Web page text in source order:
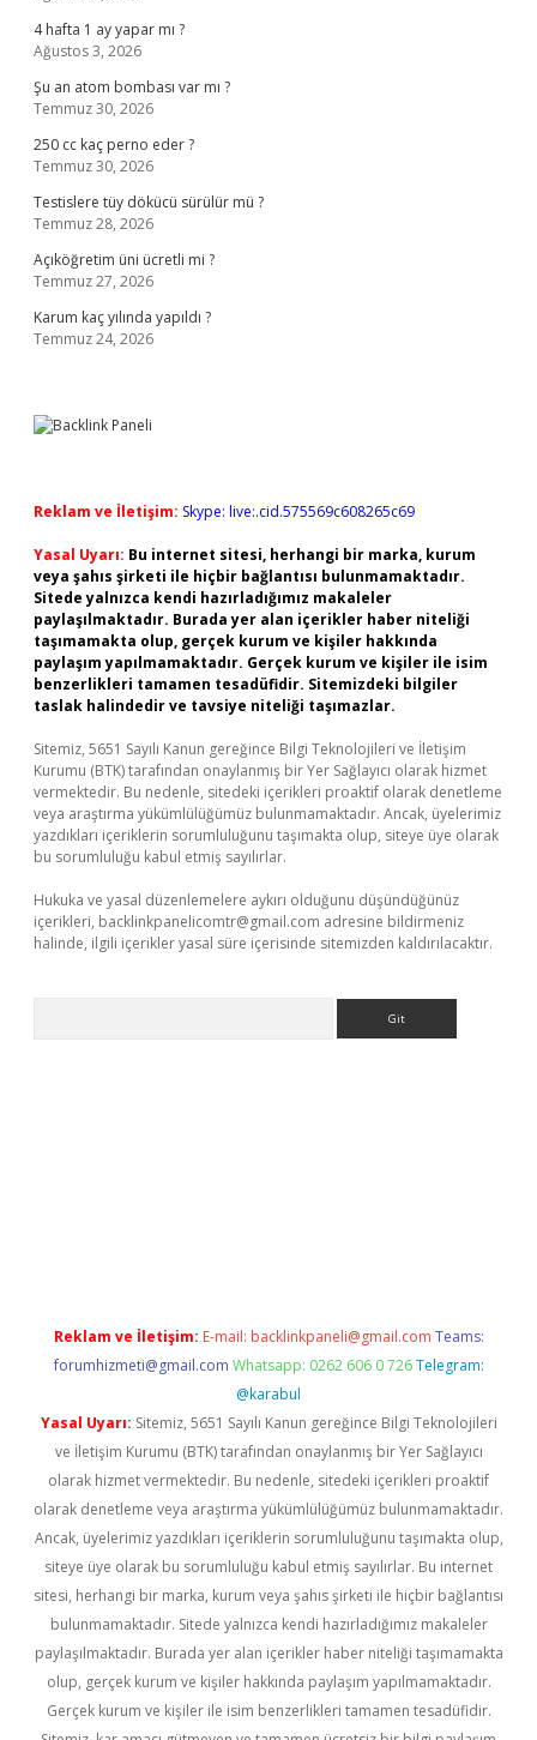
4 hafta 1 ay yapar mı ?
Ağustos 3, 2026
Şu an atom bombası var mı ?
Temmuz 30, 2026
250 cc kaç perno eder ?
Temmuz 30, 2026
Testislere tüy dökücü sürülür mü ?
Temmuz 28, 2026
Açıköğretim üni ücretli mi ?
Temmuz 27, 2026
Karum kaç yılında yapıldı ?
Temmuz 24, 2026
Reklam ve İletişim: Skype: live:.cid.575569c608265c69
Yasal Uyarı: Bu internet sitesi, herhangi bir marka, kurum
veya şahıs şirketi ile hiçbir bağlantısı bulunmamaktadır.
Sitede yalnızca kendi hazırladığımız makaleler
paylaşılmaktadır. Burada yer alan içerikler haber niteliği
taşımamakta olup, gerçek kurum ve kişiler hakkında
paylaşım yapılmamaktadır. Gerçek kurum ve kişiler ile isim
benzerlikleri tamamen tesadüfidir. Sitemizdeki bilgiler
taslak halindedir ve tavsiye niteliği taşımazlar.
Sitemiz, 5651 Sayılı Kanun gereğince Bilgi Teknolojileri ve İletişim
Kurumu (BTK) tarafından onaylanmış bir Yer Sağlayıcı olarak hizmet
vermektedir. Bu nedenle, sitedeki içerikleri proaktif olarak denetleme
veya araştırma yükümlülüğümüz bulunmamaktadır. Ancak, üyelerimiz
yazdıkları içeriklerin sorumluluğunu taşımakta olup, siteye üye olarak
bu sorumluluğu kabul etmiş sayılırlar.
Hukuka ve yasal düzenlemelere aykırı olduğunu düşündüğünüz
içerikleri, backlinkpanelicomtr@gmail.com adresine bildirmeniz
halinde, ilgili içerikler yasal süre içerisinde sitemizden kaldırılacaktır.
Reklam ve İletişim: E-mail: backlinkpaneli@gmail.com Teams:
forumhizmeti@gmail.com Whatsapp: 0262 606 0 726 Telegram:
@karabul
Yasal Uyarı: Sitemiz, 5651 Sayılı Kanun gereğince Bilgi Teknolojileri
ve İletişim Kurumu (BTK) tarafından onaylanmış bir Yer Sağlayıcı
olarak hizmet vermektedir. Bu nedenle, sitedeki içerikleri proaktif
olarak denetleme veya araştırma yükümlülüğümüz bulunmamaktadır.
Ancak, üyelerimiz yazdıkları içeriklerin sorumluluğunu taşımakta olup,
siteye üye olarak bu sorumluluğu kabul etmiş sayılırlar. Bu internet
sitesi, herhangi bir marka, kurum veya şahıs şirketi ile hiçbir bağlantısı
bulunmamaktadır. Sitede yalnızca kendi hazırladığımız makaleler
paylaşılmaktadır. Burada yer alan içerikler haber niteliği taşımamakta
olup, gerçek kurum ve kişiler hakkında paylaşım yapılmamaktadır.
Gerçek kurum ve kişiler ile isim benzerlikleri tamamen tesadüfidir.